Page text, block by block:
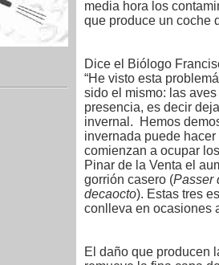
media hora los
que produce un coche
Dice el Biólogo
“He visto esta
sido el mismo: las
presencia, es decir
invernal. Hemos
invernada puede
comienzan a ocupar
Pinar de la Venta el
gorrión casero (Passer
decaocto). Estas tres
conlleva en ocasiones
El daño que producen